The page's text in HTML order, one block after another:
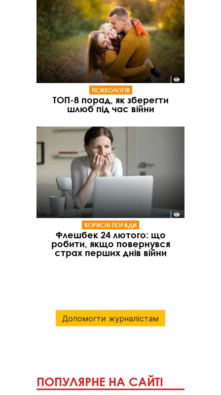
ПСИХОЛОГІЯ
ТОП-8 порад, як зберегти
шлюб під час війни
КОРИСНІ ПОРАДИ
Флешбек 24 лютого: що
робити, якщо повернувся
страх перших днів війни
Допомогти журналістам
ПОПУЛЯРНЕ НА САЙТІ